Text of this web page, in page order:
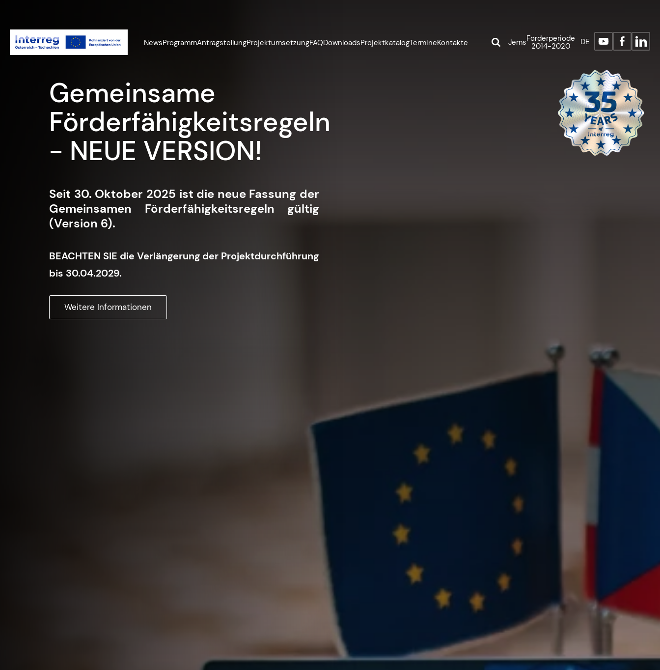
NewsProgrammAntragstellungProjektumsetzungFAQDownloadsProjektkatalogTermineKontakte JemsFörderperiode
2014-2020
DE
Programmhandbuch
– NEUE VERSION
Seit 16. Januar 2026 ist die neue Fassung des
Weitere Informationen